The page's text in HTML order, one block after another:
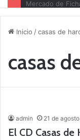
Inicio /casas de
casas
admin 21 de
El CD Casas